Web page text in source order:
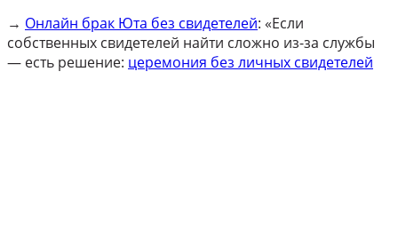
→ Онлайн брак Юта без свидетелей: «Если
собственных свидетелей найти сложно из-за службы
— есть решение: церемония без личных свидетелей